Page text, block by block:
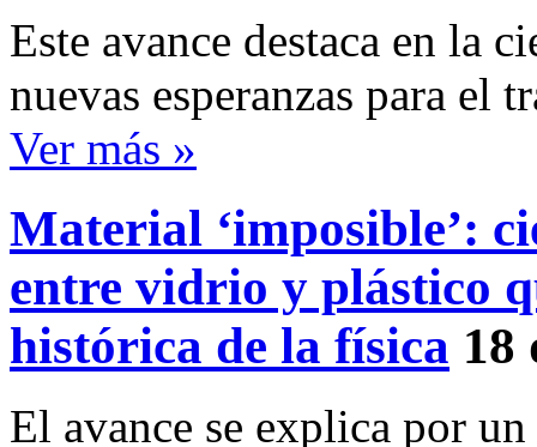
Este avance destaca en la
nuevas esperanzas para el
Ver más »
Material ‘imposible’:
entre vidrio y plástico
histórica de la física 18
El avance se explica por